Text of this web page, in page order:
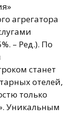
агрегатора
– Ред.). По
станет
отелей,
только
Уникальным